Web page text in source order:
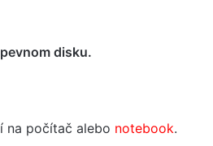
disku.
na počítač alebo notebook.